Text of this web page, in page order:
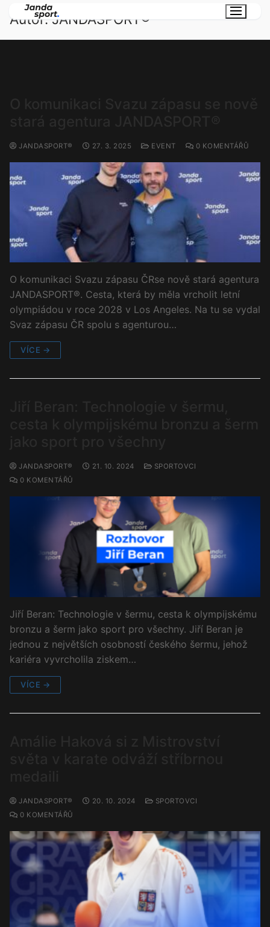
Autor:JANDASPORT®
JANDASPORT® 27. 3. 2025 EVENT 0 KOMENTÁŘŮ
O komunikaci Svazu zápasu ČRse nově stará agentura
JANDASPORT®. Cesta, která by měla vrcholit letní
olympiádou v roce 2028 v Los Angeles. Na tu se vydal
Svaz zápasu ČR spolu s agenturou…
VÍCE →
JANDASPORT® 21. 10. 2024
SPORTOVCI
0 KOMENTÁŘŮ
Jiří Beran: Technologie v šermu, cesta k olympijskému
bronzu a šerm jako sport pro všechny. Jiří Beran je
jednou z největších osobností českého šermu, jehož
kariéra vyvrcholila ziskem…
VÍCE →
JANDASPORT® 20. 10. 2024
SPORTOVCI
0 KOMENTÁŘŮ